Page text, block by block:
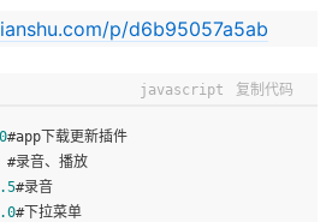
p/d6b95057a5ab
javascript 复制代码
#app下载更新插件
录音、播放
.5#录音
.0#下拉菜单